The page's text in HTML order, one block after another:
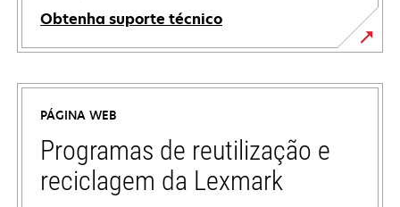
Obtenha suporte técnico
opens
in
new
tab
PÁGINA WEB
Programas de reutilização e
reciclagem da Lexmark